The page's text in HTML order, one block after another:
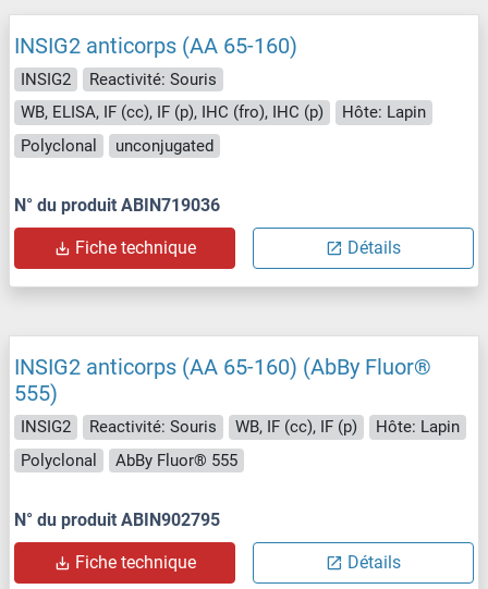
INSIG2 anticorps (AA 65-160)
INSIG2
Reactivité: Souris
WB, ELISA, IF (cc), IF (p), IHC (fro), IHC (p)
Hôte: Lapin
Polyclonal
unconjugated
N° du produit ABIN719036
Fiche technique Détails
INSIG2 anticorps (AA 65-160) (AbBy Fluor®
555)
INSIG2 Reactivité: Souris WB, IF (cc), IF (p)
Hôte: Lapin
Polyclonal
AbBy Fluor® 555
N° du produit ABIN902795
Fiche technique Détails